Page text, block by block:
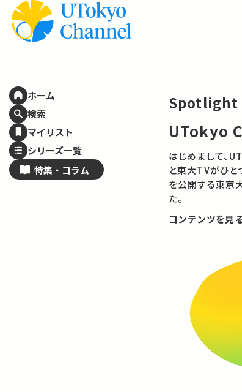
ホーム
検索
マイリスト
シリーズ一覧
特集・ コラム
Spotlight
UTokyo
はじめまして、
と東大TVがひ
を公開する東京
た。
コンテンツを見